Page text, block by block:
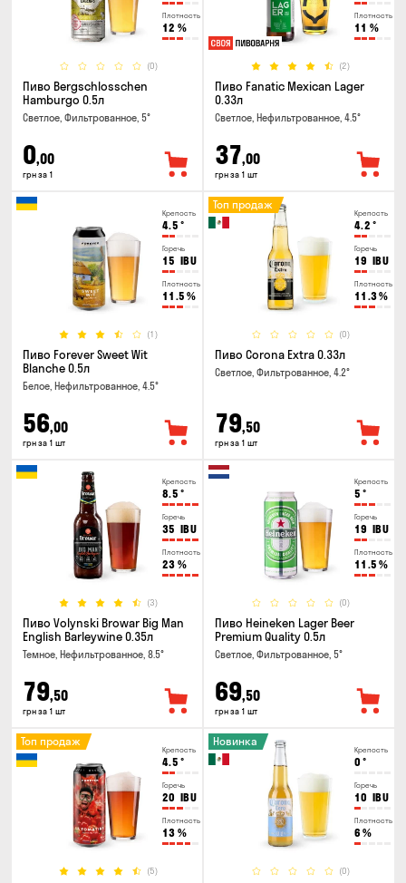
Плотность
12 %
(0)
Пиво Bergschlosschen
Hamburgo 0.5л
Светлое, Фильтрованное, 5°
0,00
грн за 1
Плотность
11 %
(2)
Пиво Fanatic Mexican Lager
0.33л
Светлое, Нефильтрованное, 4.5°
37,00
грн за 1 шт
Крепость
4.5 °
Горечь
15 IBU
Плотность
11.5 %
(1)
Пиво Forever Sweet Wit
Blanche 0.5л
Белое, Нефильтрованное, 4.5°
56,00
грн за 1 шт
Крепость
4.2 °
Горечь
19 IBU
Плотность
11.3%
(0)
Топ продаж
Пиво Corona Extra 0.33л
Светлое, Фильтрованное, 4.2°
79,50
грн за 1 шт
Крепость
8.5 °
Горечь
35 IBU
Плотность
23 %
(3)
Пиво Volynski Browar Big Man
English Barleywine 0.35л
Темное, Нефильтрованное, 8.5°
79,50
грн за 1 шт
Крепость
5 °
Горечь
19 IBU
Плотность
11.5 %
(0)
Пиво Heineken Lager Beer
Premium Quality 0.5л
Светлое, Фильтрованное, 5°
69,50
грн за 1 шт
Крепость
4.5 °
Горечь
20 IBU
Плотность
13 %
(5)
Топ продаж
Крепость
0 °
Горечь
10 IBU
Плотность
6 %
(0)
Новинка